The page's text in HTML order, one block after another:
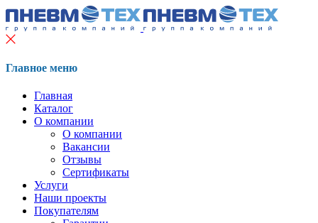
Главное меню
Главная
Каталог
О компании
О компании
Вакансии
Отзывы
Сертификаты
Услуги
Наши проекты
Покупателям